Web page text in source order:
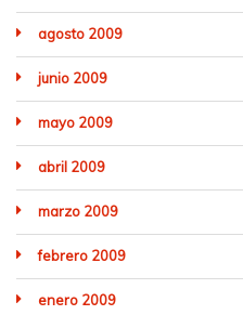
agosto 2009
junio 2009
mayo 2009
abril 2009
marzo 2009
febrero 2009
enero 2009